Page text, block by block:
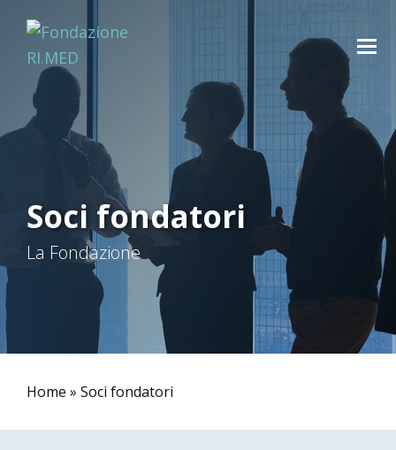
Soci fondatori
La Fondazione
Home » Soci fondatori